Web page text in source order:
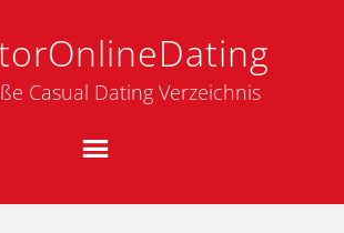
Casual Dating Verzeichnis